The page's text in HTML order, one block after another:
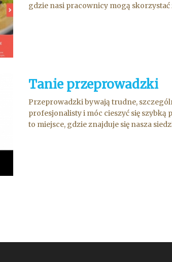
gdzie nasi pracownicy mogą
Tanie przeprowadzki
Przeprowadzki bywają trudne,
profesjonalisty i móc cieszyć się
to miejsce, gdzie znajduje się nasza